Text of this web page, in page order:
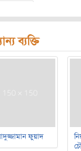
ব্যক্তি
ফুয়াদ